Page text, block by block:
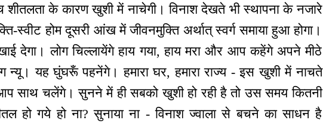
के कारण खुशी में नाचेगी। विनाश देखते भी स्थापना के नजारे
होम दूसरी आंख में जीवनमुक्ति अर्थात् स्वर्ग समाया हुआ होगा।
देगा। लोग चिल्लायेंगे हाय गया, हाय मरा और आप कहेंगे अपने मीठे
न्यू। यह घुंघरूँ पहनेंगे। हमारा घर, हमारा राज्य - इस खुशी में नाचते
साथ चलेंगे। सुनने में ही सबको खुशी हो रही है तो उस समय कितनी
हो गये हो ना? सुनाया ना - विनाश ज्वाला से बचने का साधन है